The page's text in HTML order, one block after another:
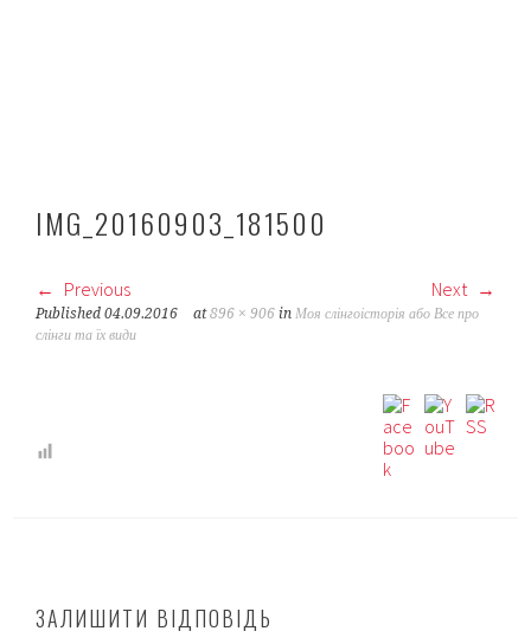
IMG_20160903_181500
Previous Next
Published04.09.2016 at896 × 906 inМоя слінгоісторія або Все про
слінги та їх види
ЗАЛИШИТИ ВІДПОВІДЬ